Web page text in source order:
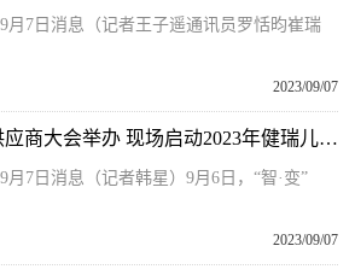
月7日消息（记者王子遥通讯员罗恬昀崔瑞
2023/09/07
健瑞儿17周年庆暨供应商大会举办 现场启动2023年健瑞儿海南母婴节
7日消息（记者韩星）9月6日，“智·变”
2023/09/07